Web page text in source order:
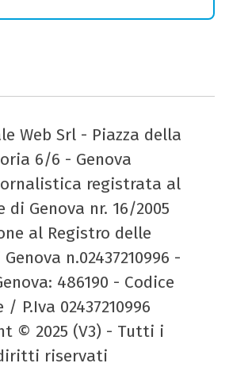
Web Srl - Piazza della
6/6 - Genova
registrata al
di Genova nr. 16/2005
al Registro delle
n.02437210996 -
486190 - Codice
/ P.Iva 02437210996
© 2025 (V3) - Tutti i
riservati